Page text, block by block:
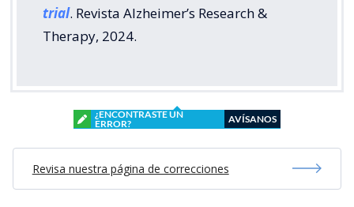
trial. Revista Alzheimer’s Research &
Therapy, 2024.
¿ENCONTRASTE UN
ERROR?
AVÍSANOS
Revisa nuestra página de correcciones